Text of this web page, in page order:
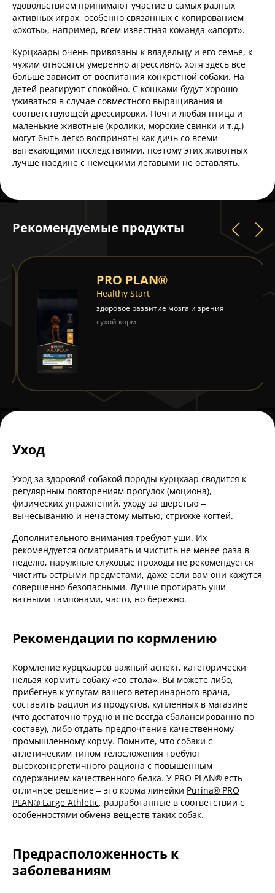
удовольствием принимают участие в самых разных
активных играх, особенно связанных с копированием
«охоты», например, всем известная команда «апорт».
Курцхаары очень привязаны к владельцу и его семье, к
чужим относятся умеренно агрессивно, хотя здесь все
больше зависит от воспитания конкретной собаки. На
детей реагируют спокойно. С кошками будут хорошо
уживаться в случае совместного выращивания и
соответствующей дрессировки. Почти любая птица и
маленькие животные (кролики, морские свинки и т.д.)
могут быть легко восприняты как дичь со всеми
вытекающими последствиями, поэтому этих животных
лучше наедине с немецкими легавыми не оставлять.
Рекомендуемые продукты
PRO PLAN®
Healthy Start
здоровое развитие мозга и зрения
сухой корм
Уход
Уход за здоровой собакой породы курцхаар сводится к
регулярным повторениям прогулок (моциона),
физических упражнений, уходу за шерстью –
вычесыванию и нечастому мытью, стрижке когтей.
Дополнительного внимания требуют уши. Их
рекомендуется осматривать и чистить не менее раза в
неделю, наружные слуховые проходы не рекомендуется
чистить острыми предметами, даже если вам они кажутся
совершенно безопасными. Лучше протирать уши
ватными тампонами, часто, но бережно.
Рекомендации по кормлению
Кормление курцхааров важный аспект, категорически
нельзя кормить собаку «со стола». Вы можете либо,
прибегнув к услугам вашего ветеринарного врача,
составить рацион из продуктов, купленных в магазине
(что достаточно трудно и не всегда сбалансированно по
составу), либо отдать предпочтение качественному
промышленному корму. Помните, что собаки с
атлетическим типом телосложения требуют
высокоэнергетичного рациона с повышенным
содержанием качественного белка. У PRO PLAN® есть
отличное решение – это корма линейки Purina® PRO
PLAN® Large Athletic, разработанные в соответствии с
особенностями обмена веществ таких собак.
Предрасположенность к
заболеваниям